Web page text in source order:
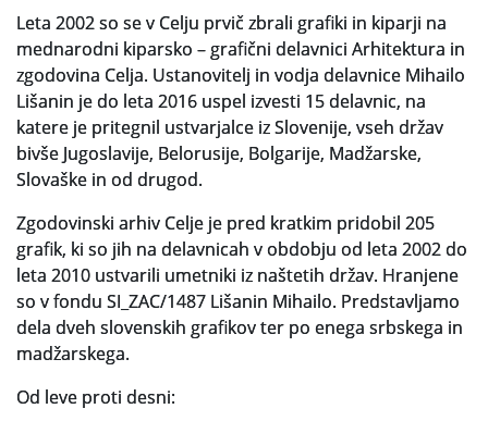
Za uporabnike
Vloga za upravne namene
Vloga za čitalnico
Vodnik po fondih in zbirkah
Za ustvarjalce
Strokovna usposabljanja za uslužbence
Gradivo
Register ustvarjalcev
Leta 2002 so se v Celju prvič zbrali grafiki in kiparji na
mednarodni kiparsko – grafični delavnici Arhitektura in
zgodovina Celja. Ustanovitelj in vodja delavnice Mihailo
Lišanin je do leta 2016 uspel izvesti 15 delavnic, na
katere je pritegnil ustvarjalce iz Slovenije, vseh držav
bivše Jugoslavije, Belorusije, Bolgarije, Madžarske,
Slovaške in od drugod.
Zgodovinski arhiv Celje je pred kratkim pridobil 205
grafik, ki so jih na delavnicah v obdobju od leta 2002 do
leta 2010 ustvarili umetniki iz naštetih držav. Hranjene
so v fondu SI_ZAC/1487 Lišanin Mihailo. Predstavljamo
dela dveh slovenskih grafikov ter po enega srbskega in
madžarskega.
Od leve proti desni: